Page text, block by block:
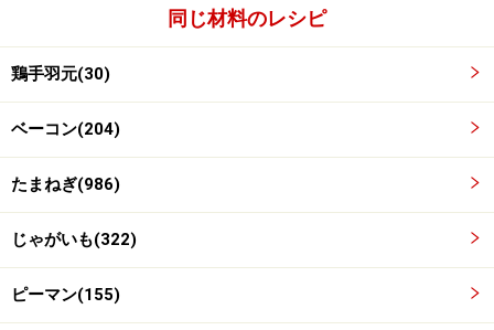
3
サラダ油でニンニクと赤唐辛子を炒める
鍋にサラダ油、ニンニクのみじん切り、赤唐辛子を入れ
中火で炒めます。
同じ材料のレシピ
鶏手羽元(30)
ベーコン(204)
たまねぎ(986)
じゃがいも(322)
ピーマン(155)